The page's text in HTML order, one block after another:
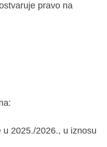
pravo na
2025./2026., u iznosu